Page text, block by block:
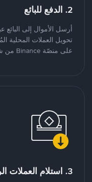
2. الدفع للبائع
أرسل الأموال إلى
تحويل العملات المحلية
على منصّة Binance من شخص لشخص.
3. استلام العملات الرقمية